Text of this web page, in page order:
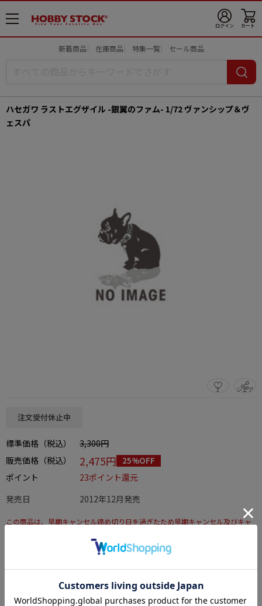
メ
ニ
ログイン カート
新着商品 在庫商品 特集一覧 セール商品
ハセガワ ラストエグザイル -銀翼のファム- 1/72 ヴァンシップ＆ヴ
ェスパ
1 シェア
この商品をシェアする
注文受付休止中
標準価格（税込）
3,300円
販売価格（税込）
2,475円 25%OFF
ポイント
23ポイント還元
発売日
2012年12月発売
この商品は、早期キャンセル締め切り日を過ぎたため早期キャンセル及びキャ
模型・プラモデル>キャラクターモデル
ラストエグザイル-銀翼のファム-